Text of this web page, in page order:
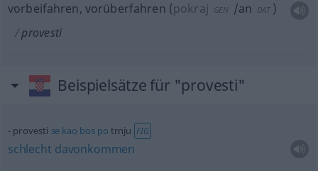
vorbeifahren, vorüberfahren (pokraj GEN /an DAT )
provesti
Beispielsätze für "provesti"
provesti se kao bos po trnju FIG
schlecht davonkommen